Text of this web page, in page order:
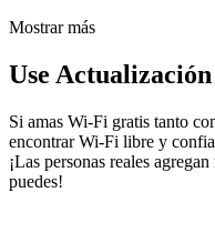
Mostrar más
Use
Si amas Wi-Fi gratis tanto
encontrar Wi-Fi libre y
¡Las personas reales
puedes!